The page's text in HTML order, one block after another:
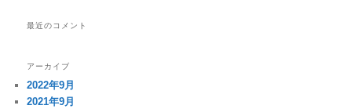
最近のコメント
アーカイブ
2022年9月
2021年9月